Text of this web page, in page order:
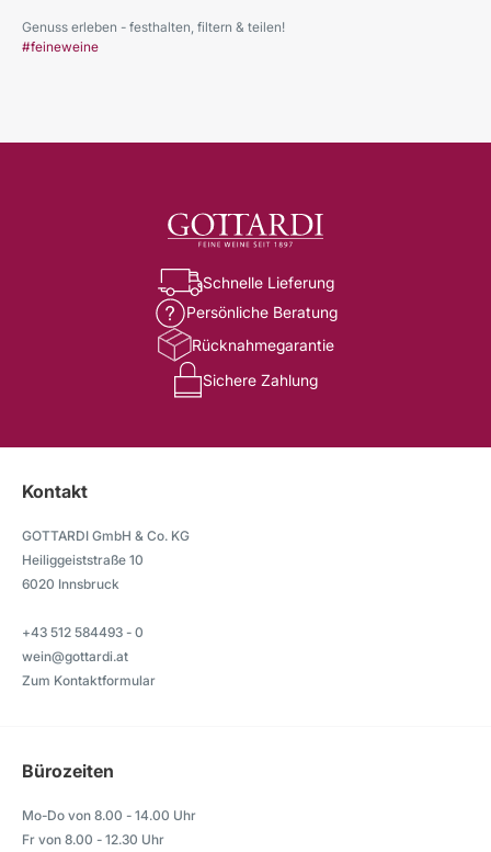
Genuss erleben - festhalten, filtern & teilen!
#feineweine
Schnelle Lieferung
Persönliche Beratung
Rücknahmegarantie
Sichere Zahlung
Kontakt
GOTTARDI GmbH & Co. KG
Heiliggeiststraße 10
6020 Innsbruck
+43 512 584493 - 0
wein@gottardi.at
Zum Kontaktformular
Bürozeiten
Mo-Do von 8.00 - 14.00 Uhr
Fr von 8.00 - 12.30 Uhr